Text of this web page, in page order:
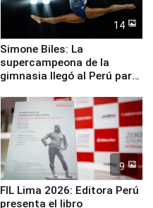
14
Simone Biles: La
supercampeona de la
gimnasia llegó al Perú para
Panamericanos Lima 2027
9
FIL Lima 2026: Editora Perú
presenta el libro